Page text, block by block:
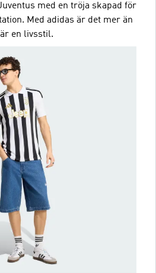
med en tröja skapad för
Med adidas är det mer än
en livsstil.